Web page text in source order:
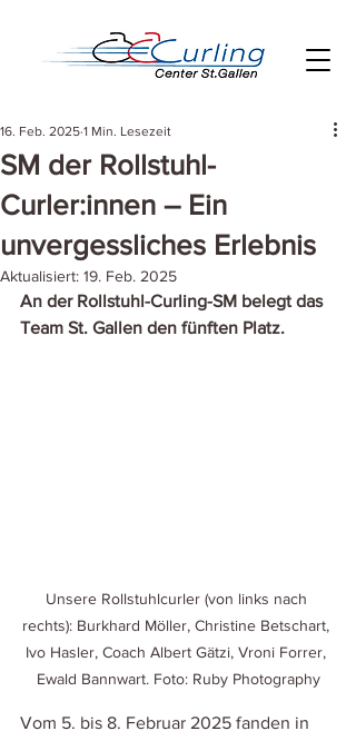
SM der Rollstuhl-
Curler:innen – Ein
unvergessliches Erlebnis
16. Feb. 2025 1 Min. Lesezeit
Aktualisiert: 19. Feb. 2025
An der Rollstuhl-Curling-SM belegt das
Team St. Gallen den fünften Platz.
Unsere Rollstuhlcurler (von links nach
rechts): Burkhard Möller, Christine Betschart,
Ivo Hasler, Coach Albert Gätzi, Vroni Forrer,
Ewald Bannwart. Foto: Ruby Photography
Vom 5. bis 8. Februar 2025 fanden in